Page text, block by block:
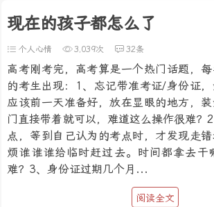
现在的孩子都怎么了
个人心情 3,039次 32条
高考刚考完，高考算是一个热门话题，
的考生出现：1、忘记带准考证/身份证
应该前一天准备好，放在显眼的地方，
门直接带着就可以，难道这么操作很难？
点，等到自己认为的考点时，才发现走
烦谁谁谁给临时赶过去。时间都拿去干
难？3、身份证过期几个月...
阅读全文